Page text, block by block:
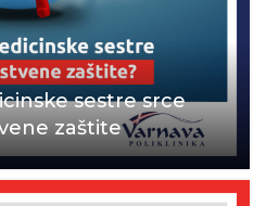
sestre srce
zaštite